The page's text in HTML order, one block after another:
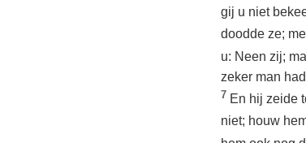
gij u niet
doodde ze;
u: Neen zij;
zeker man
7 En hij zeide
niet; houw